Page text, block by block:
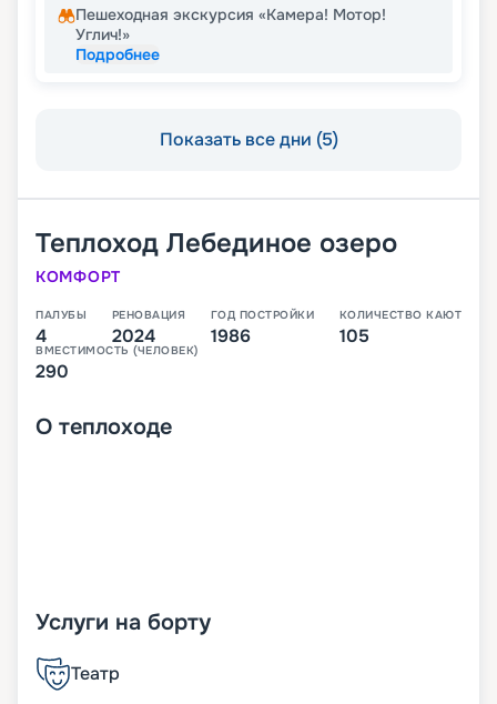
Пешеходная экскурсия «Камера! Мотор!
Углич!»
Подробнее
Показать все дни (5)
Теплоход Лебединое озеро
КОМФОРТ
ПАЛУБЫ
4
РЕНОВАЦИЯ
2024
ГОД ПОСТРОЙКИ
1986
КОЛИЧЕСТВО КАЮТ
105
ВМЕСТИМОСТЬ (ЧЕЛОВЕК)
290
О теплоходе
Услуги на борту
Театр